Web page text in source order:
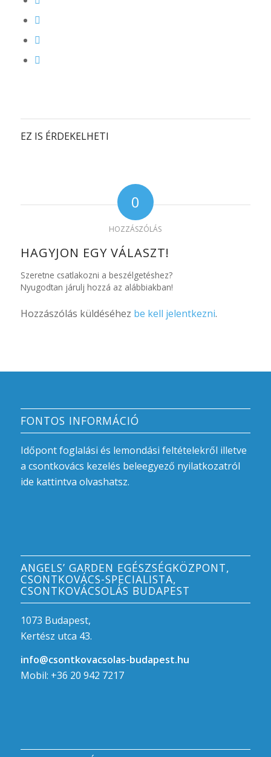
EZ IS ÉRDEKELHETI
0
HOZZÁSZÓLÁS
HAGYJON EGY VÁLASZT!
Szeretne csatlakozni a beszélgetéshez?
Nyugodtan járulj hozzá az alábbiakban!
Hozzászólás küldéséhez be kell jelentkezni.
FONTOS INFORMÁCIÓ
Időpont foglalási és lemondási feltételekről illetve
a csontkovács kezelés beleegyező nyilatkozatról
ide kattintva olvashatsz.
ANGELS’ GARDEN EGÉSZSÉGKÖZPONT,
CSONTKOVÁCS-SPECIALISTA,
CSONTKOVÁCSOLÁS BUDAPEST
1073 Budapest,
Kertész utca 43.
info@csontkovacsolas-budapest.hu
Mobil: +36 20 942 7217